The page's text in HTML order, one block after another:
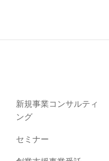
新規事業コンサルティ
ング
セミナー